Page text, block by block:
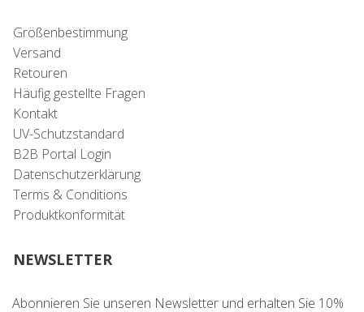
Größenbestimmung
Versand
Retouren
Häufig gestellte Fragen
Kontakt
UV-Schutzstandard
B2B Portal Login
Datenschutzerklärung
Terms & Conditions
Produktkonformität
NEWSLETTER
Abonnieren Sie unseren Newsletter und erhalten Sie 10%